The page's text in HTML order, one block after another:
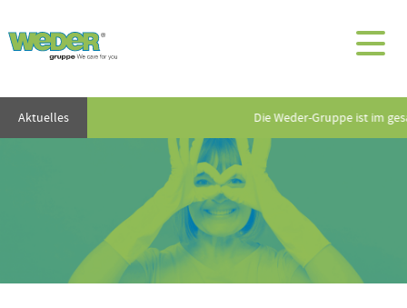
Aktuelles Die Weder-Gruppe ist im